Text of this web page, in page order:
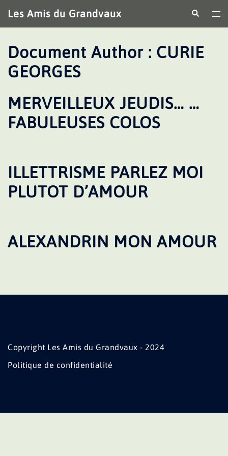
au
contenu
Les Amis du Grandvaux
le
Document Author : CURIE
GEORGES
MERVEILLEUX JEUDIS… …
FABULEUSES COLOS
ILLETTRISME PARLEZ MOI
PLUTOT D’AMOUR
ALEXANDRIN MON AMOUR
Copyright Les Amis du Grandvaux - 2024
Politique de confidentialité